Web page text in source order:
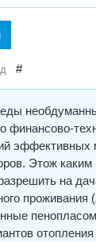
#
финансово-
эффективных
Этож каким
на